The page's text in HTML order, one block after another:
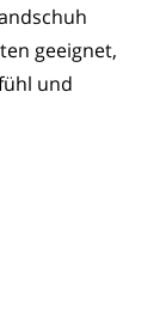
geeignet,
und